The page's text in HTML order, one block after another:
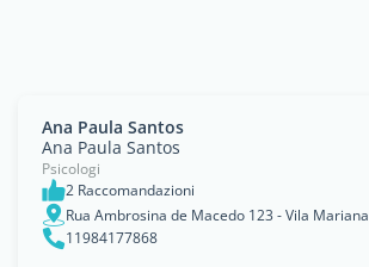
Ana Paula Santos
Ana Paula Santos
Psicologi
2 Raccomandazioni
Rua Ambrosina de Macedo 123 - Vila Mariana
11984177868